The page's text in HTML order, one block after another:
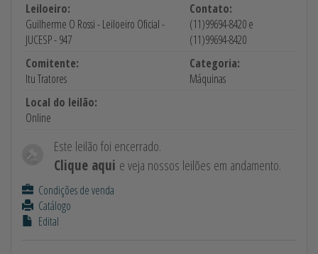
Leiloeiro:
Guilherme O Rossi - Leiloeiro Oficial -
JUCESP - 947
Contato:
(11)99694-8420 e
(11)99694-8420
Comitente:
Itu Tratores
Categoria:
Máquinas
Local do leilão:
Online
Este leilão foi encerrado.
Clique aqui e veja nossos leilões em andamento.
Condições de venda
Catálogo
Edital